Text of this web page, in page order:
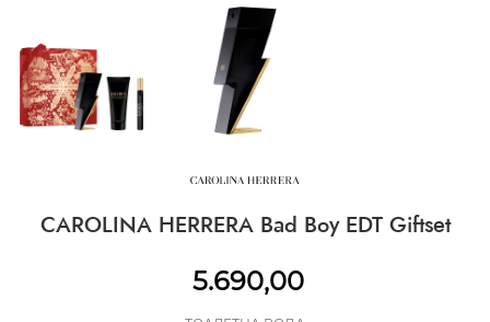
CAROLINA HERRERA Bad Boy EDT Giftset
5.690,00